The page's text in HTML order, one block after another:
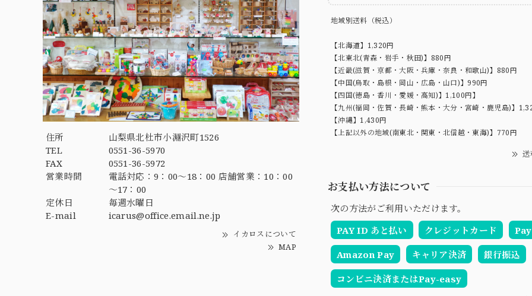
住所
山梨県北杜市小淵沢町1526
TEL
0551-36-5970
FAX
0551-36-5972
営業時間
電話対応：9：00～18：00 店舗営業：10：00
～17：00
定休日
毎週水曜日
E-mail
icarus@office.email.ne.jp
イカロスについて
MAP
地域別送料（税込）
【北海道】1,320円
【北東北(青森・岩手・秋田)】880円
【近畿(滋賀・京都・大阪・兵庫・奈良・和歌山)】880円
【中国(鳥取・島根・岡山・広島・山口)】990円
【四国(徳島・香川・愛媛・高知)】1,100円】
【九州(福岡・佐賀・長崎・熊本・大分・宮崎・鹿児島)】
【沖縄】1,430円
【上記以外の地域(南東北・関東・北信越・東海)】770円
お支払い方法について
次の方法がご利用いただけます。
PAY ID あと払い
クレジットカード
Amazon Pay キャリア決済 銀行振込
コンビニ決済またはPay-easy